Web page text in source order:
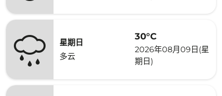
星期日
多云
30°C
2026年08月09日(星
期日)